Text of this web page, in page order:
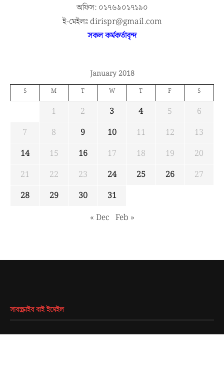
অফিস: ০১৭৬৯০১৭১৯০
ই-মেইলঃ dirispr@gmail.com
সকল কর্মকর্তাবৃন্দ
January 2018
S M T W T F S
1 2 3 4 5
6
7
8 9 10 11 12
13
14
15 16 17 18 19
20
21
22 23 24 25 26
27
28
29 30
31
« Dec Feb »
সাবস্ক্রাইব বাই ইমেইল